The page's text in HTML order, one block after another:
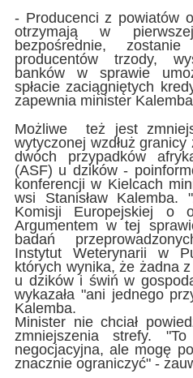
- Producenci z powiatów
otrzymają w
bezpośrednie,
producentów trzody,
banków w sprawie
spłacie zaciągniętych
zapewnia minister
Możliwe też jest
wytyczonej wzdłuż
dwóch przypadków
(ASF) u dzików -
konferencji w Kielcach
wsi Stanisław Kalemba.
Komisji Europejskiej o
Argumentem w tej
badań
Instytut Weterynarii w
których wynika, że żadna
u dzików i świń w
wykazała "ani jednego
Kalemba.
Minister nie chciał
zmniejszenia strefy.
negocjacyjna, ale mogę
znacznie ograniczyć" -